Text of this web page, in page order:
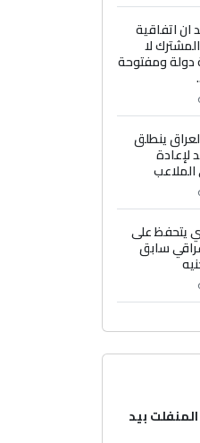
ان اتفاقية
لا
ومفتوحة
ينطلق
لإعادة
الملاعب
يتحفظ على
سابق
بيد